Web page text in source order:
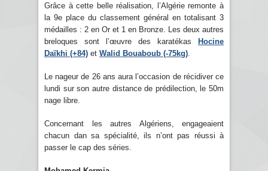
Grâce à cette belle réalisation, l’Algérie remonte à
la 9e place du classement général en totalisant 3
médailles : 2 en Or et 1 en Bronze. Les deux autres
breloques sont l’œuvre des karatékas Hocine
Daïkhi (+84) et Walid Bouaboub (-75kg)
Le nageur de 26 ans aura l’occasion de récidiver ce
lundi sur son autre distance de prédilection, le 50m
nage libre.
Concernant les autres Algériens, engageaient
chacun dan sa spécialité, ils n’ont pas réussi à
passer le cap des séries.